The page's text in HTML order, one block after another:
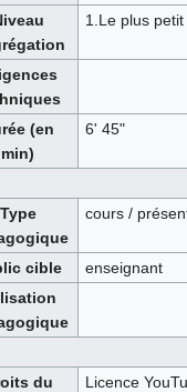
1.Le plus
(en
min)
6' 45"
Type
cours /
cible
enseignant
du
Licence